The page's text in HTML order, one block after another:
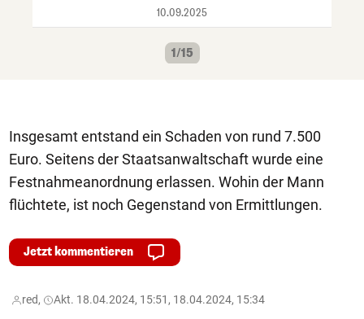
10.09.2025
1/15
Insgesamt entstand ein Schaden von rund 7.500
Euro. Seitens der Staatsanwaltschaft wurde eine
Festnahmeanordnung erlassen. Wohin der Mann
flüchtete, ist noch Gegenstand von Ermittlungen.
Jetzt kommentieren
red, Akt. 18.04.2024, 15:51, 18.04.2024, 15:34